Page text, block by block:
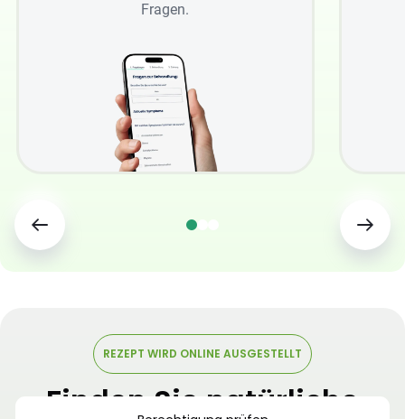
Fragen.
REZEPT WIRD ONLINE AUSGESTELLT
Finden Sie natürliche